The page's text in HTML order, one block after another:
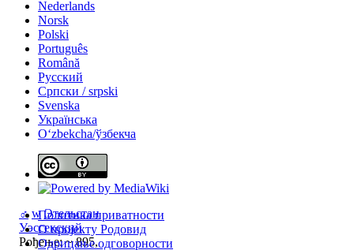
♂ w Этельстан
Уэссекский
Рођење: ~ 895,
Nederlands
Norsk
Polski
Português
Română
Русский
Српски / srpski
Svenska
Українська
Oʻzbekcha/ўзбекча
Политика приватности
О пројекту Родовид
Одрицање одговорности